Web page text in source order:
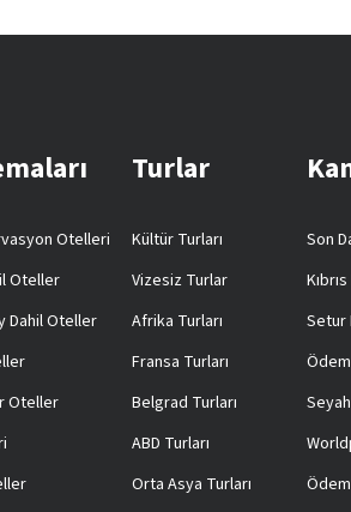
Otelleri
Oteller
Dahil Oteller
Oteller
Turlar
Kültür Turları
Vizesiz Turlar
Afrika Turları
Fransa Turları
Belgrad Turları
ABD Turları
Orta Asya Turları
Son
Setur